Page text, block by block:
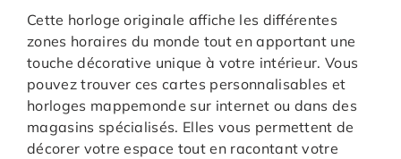
Cette horloge originale affiche les différentes
zones horaires du monde tout en apportant une
touche décorative unique à votre intérieur. Vous
pouvez trouver ces cartes personnalisables et
horloges mappemonde sur internet ou dans des
magasins spécialisés. Elles vous permettent de
décorer votre espace tout en racontant votre